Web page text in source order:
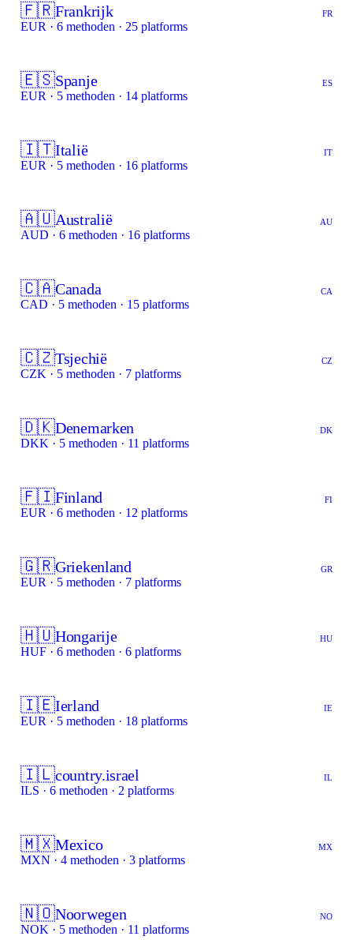
🇫🇷Frankrijk FR
EUR · 6 methoden · 25 platforms
🇪🇸Spanje ES
EUR · 5 methoden · 14 platforms
🇮🇹Italië IT
EUR · 5 methoden · 16 platforms
🇦🇺Australië AU
AUD · 6 methoden · 16 platforms
🇨🇦Canada CA
CAD · 5 methoden · 15 platforms
🇨🇿Tsjechië CZ
CZK · 5 methoden · 7 platforms
🇩🇰Denemarken DK
DKK · 5 methoden · 11 platforms
🇫🇮Finland FI
EUR · 6 methoden · 12 platforms
🇬🇷Griekenland GR
EUR · 5 methoden · 7 platforms
🇭🇺Hongarije HU
HUF · 6 methoden · 6 platforms
🇮🇪Ierland IE
EUR · 5 methoden · 18 platforms
🇮🇱country.israel IL
ILS · 6 methoden · 2 platforms
🇲🇽Mexico MX
MXN · 4 methoden · 3 platforms
🇳🇴Noorwegen NO
NOK · 5 methoden · 11 platforms